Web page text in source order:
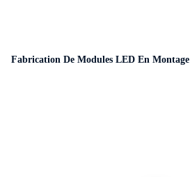
Fabrication De Modules LED En